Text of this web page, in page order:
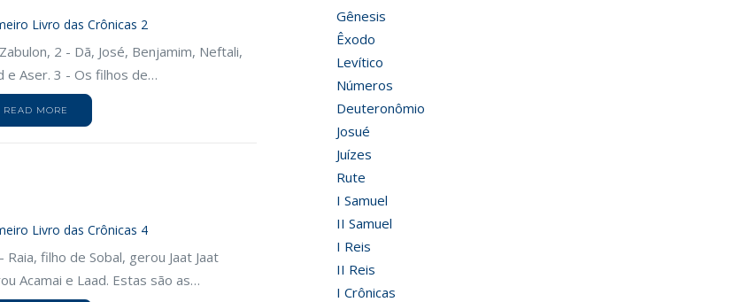
Livro das Crônicas 2
2 - Dã, José, Benjamim, Neftali,
e Aser. 3 - Os filhos de…
READ MORE
Livro das Crônicas 4
Raia, filho de Sobal, gerou Jaat Jaat
Acamai e Laad. Estas são as…
Gênesis
Êxodo
Levítico
Números
Deuteronômio
Josué
Juízes
Rute
I Samuel
II Samuel
I Reis
II Reis
I Crônicas